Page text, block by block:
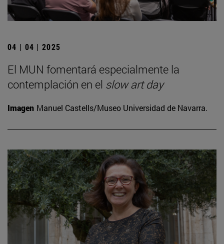
04 | 04 | 2025
El MUN fomentará especialmente la
contemplación en el slow art day
Imagen Manuel Castells/Museo Universidad de Navarra.